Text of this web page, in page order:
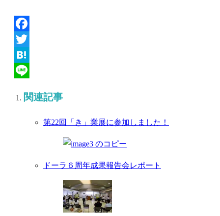
Facebook
Twitter
Hatena
関連記事
第22回「き」業展に参加しました！
ドーラ６周年成果報告会レポート